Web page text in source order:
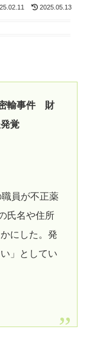
2025.05.13
密輸事件 財
覚
員が不正薬
氏名や住所
にした。発
」としてい